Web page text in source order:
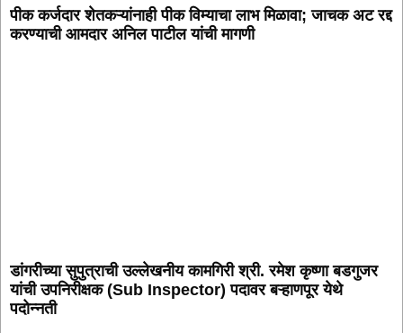
पीक कर्जदार शेतकऱ्यांनाही पीक विम्याचा लाभ मिळावा; जाचक अट रद्द
करण्याची आमदार अनिल पाटील यांची मागणी
डांगरीच्या सुपुत्राची उल्लेखनीय कामगिरी श्री. रमेश कृष्णा बडगुजर
यांची उपनिरीक्षक (Sub Inspector) पदावर बऱ्हाणपूर येथे
पदोन्नती